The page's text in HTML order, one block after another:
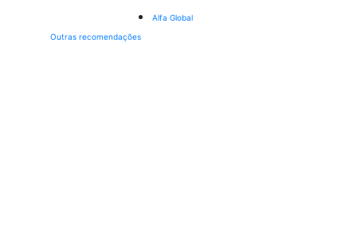
Alfa Global
Outras recomendações